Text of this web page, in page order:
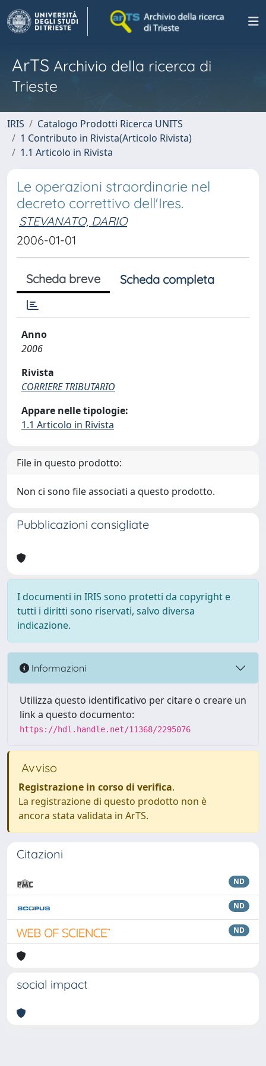
ArTS Archivio della ricerca di
Trieste
IRIS
Catalogo Prodotti Ricerca UNITS
1 Contributo in Rivista(Articolo Rivista)
1.1 Articolo in Rivista
Le operazioni straordinarie nel
decreto correttivo dell'Ires.
STEVANATO, DARIO
2006-01-01
Scheda breve Scheda completa
Anno
2006
Rivista
CORRIERE TRIBUTARIO
Appare nelle tipologie:
1.1 Articolo in Rivista
File in questo prodotto:
Non ci sono file associati a questo prodotto.
Pubblicazioni consigliate
I documenti in IRIS sono protetti da copyright e
tutti i diritti sono riservati, salvo diversa
indicazione.
Informazioni
Utilizza questo identificativo per citare o creare un
link a questo documento:
https://hdl.handle.net/11368/2295076
Avviso
Registrazione in corso di verifica.
La registrazione di questo prodotto non è
ancora stata validata in ArTS.
Citazioni
ND
ND
ND
social impact